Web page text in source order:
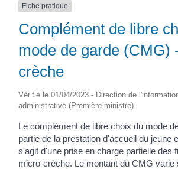
Fiche pratique
Complément de libre
mode de garde (CMG)
crèche
Vérifié le 01/04/2023 - Direction de
administrative (Première ministre)
Le complément de libre choix du mode
partie de la prestation d'accueil du jeune
s'agit d'une prise en charge partielle des
micro-crèche. Le montant du CMG varie